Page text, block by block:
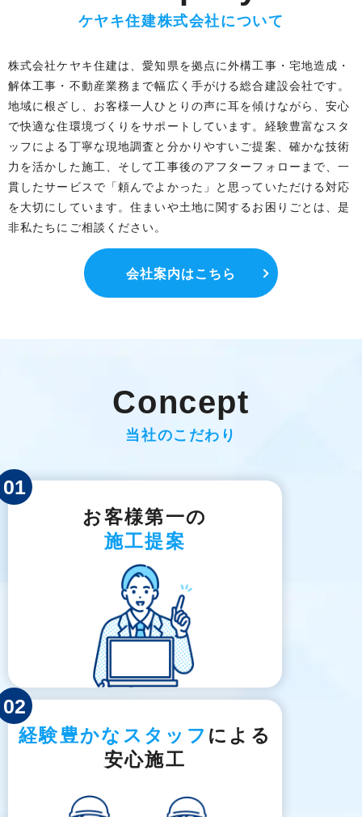
ケヤキ住建株式会社について
株式会社ケヤキ住建は、愛知県を拠点に外構工事・宅地造成・
解体工事・不動産業務まで幅広く手がける総合建設会社です。
地域に根ざし、お客様一人ひとりの声に耳を傾けながら、安心
で快適な住環境づくりをサポートしています。経験豊富なスタ
ッフによる丁寧な現地調査と分かりやすいご提案、確かな技術
力を活かした施工、そして工事後のアフターフォローまで、一
貫したサービスで「頼んでよかった」と思っていただける対応
を大切にしています。住まいや土地に関するお困りごとは、是
非私たちにご相談ください。
会社案内はこちら
Concept
当社のこだわり
01
お客様第一の
施工提案
02
経験豊かなスタッフ による
安心施工